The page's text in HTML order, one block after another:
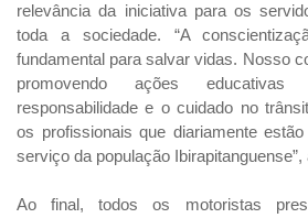
relevância da iniciativa para os
toda a sociedade. “A
fundamental para salvar vidas. Nosso
promovendo ações
responsabilidade e o cuidado no
os profissionais que diariamente
serviço da população Ibirapitanguense”,
Ao final, todos os motoristas